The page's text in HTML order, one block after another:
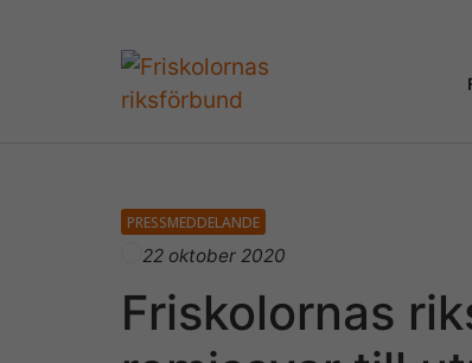
PRESSMEDDELANDE
22 oktober 2020
Friskolornas